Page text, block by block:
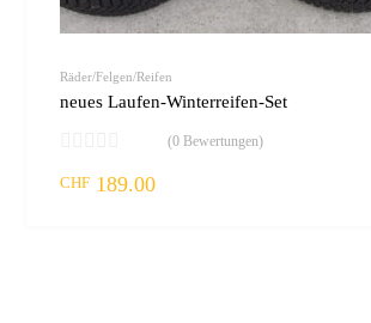
Räder/Felgen/Reifen
neues Laufen-Winterreifen-Set
(0 Bewertungen)
CHF 189.00